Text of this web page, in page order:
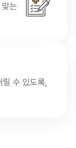
는
수 있도록,